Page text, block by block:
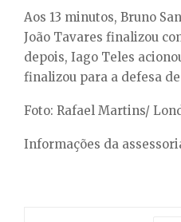
Aos 13 minutos, Bruno
João Tavares finalizou
depois, Iago Teles
finalizou para a defesa de
Foto: Rafael Martins/
Informações da